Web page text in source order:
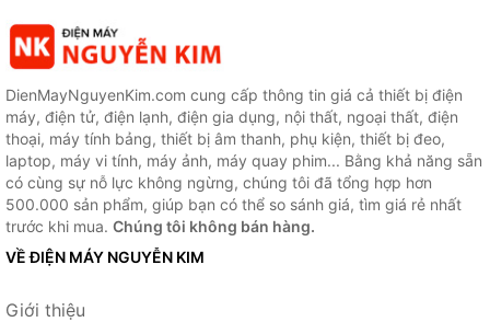
DienMayNguyenKim.com cung cấp thông tin giá cả thiết bị điện
máy, điện tử, điện lạnh, điện gia dụng, nội thất, ngoại thất, điện
thoại, máy tính bảng, thiết bị âm thanh, phụ kiện, thiết bị đeo,
laptop, máy vi tính, máy ảnh, máy quay phim... Bằng khả năng sẵn
có cùng sự nỗ lực không ngừng, chúng tôi đã tổng hợp hơn
500.000 sản phẩm, giúp bạn có thể so sánh giá, tìm giá rẻ nhất
trước khi mua. Chúng tôi không bán hàng.
VỀ ĐIỆN MÁY NGUYỄN KIM
Giới thiệu